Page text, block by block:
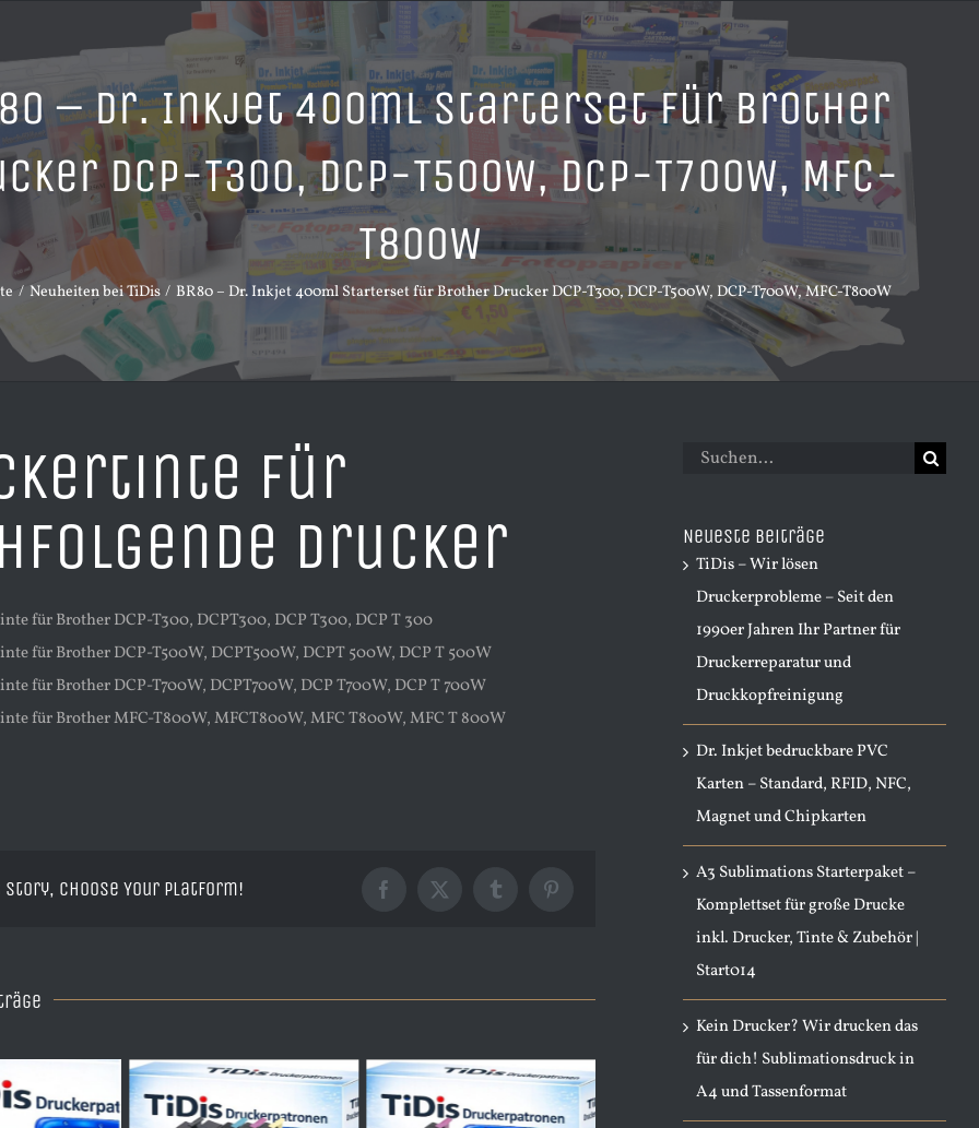
– Dr. Inkjet 400ml Starterset für Brother
DCP-T300, DCP-T500W, DCP-T700W, MFC-
T800W
Neuheiten bei TiDis BR80 – Dr. Inkjet 400ml Starterset für Brother Drucker DCP-T300, DCP-T500W, DCP-T700W, MFC-T800W
für
Drucker
für Brother DCP-T300, DCPT300, DCP T300, DCP T 300
für Brother DCP-T500W, DCPT500W, DCPT 500W, DCP T 500W
für Brother DCP-T700W, DCPT700W, DCP T700W, DCP T 700W
für Brother MFC-T800W, MFCT800W, MFC T800W, MFC T 800W
Story, Choose Your Platform! Facebook
X TumblrPinterest
Suche
Neueste Beiträge
TiDis – Wir lösen
Druckerprobleme – Seit den
1990er Jahren Ihr Partner für
Druckerreparatur und
Druckkopfreinigung
Dr. Inkjet bedruckbare PVC
Karten – Standard, RFID, NFC,
Magnet und Chipkarten
A3 Sublimations Starterpaket –
Komplettset für große Drucke
inkl. Drucker, Tinte & Zubehör |
Start014
Kein Drucker? Wir drucken das
für dich! Sublimationsdruck in
A4 und Tassenformat